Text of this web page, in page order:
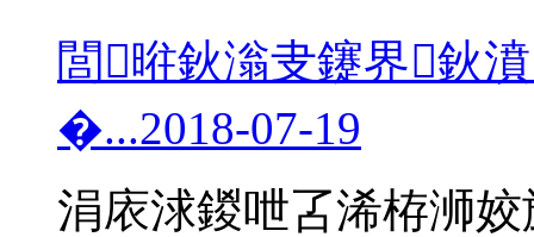
閭暀鈥滃叏鑳界鈥
�...2018-07-19
涓庡浗鍐呭叾浠栫浉